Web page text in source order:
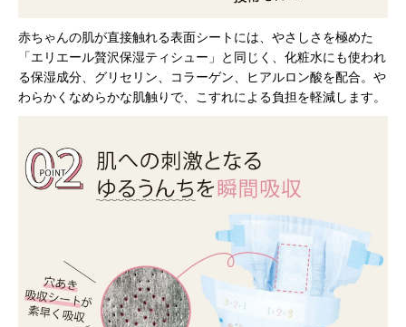
赤ちゃんの肌が直接触れる表面シートには、やさしさを極めた
「エリエール贅沢保湿ティシュー」と同じく、化粧水にも使われ
る保湿成分、グリセリン、コラーゲン、ヒアルロン酸を配合。や
わらかくなめらかな肌触りで、こすれによる負担を軽減します。